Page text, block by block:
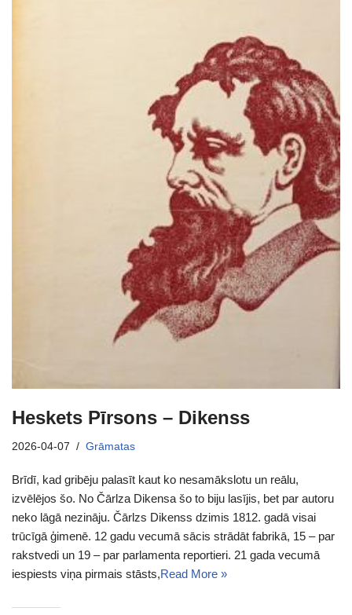
Heskets Pīrsons – Dikenss
2026-04-07 Grāmatas
Brīdī, kad gribēju palasīt kaut ko nesamākslotu un reālu,
izvēlējos šo. No Čārlza Dikensa šo to biju lasījis, bet par autoru
neko lāgā nezināju. Čārlzs Dikenss dzimis 1812. gadā visai
trūcīgā ģimenē. 12 gadu vecumā sācis strādāt fabrikā, 15 – par
rakstvedi un 19 – par parlamenta reportieri. 21 gada vecumā
iespiests viņa pirmais stāsts,Read More »